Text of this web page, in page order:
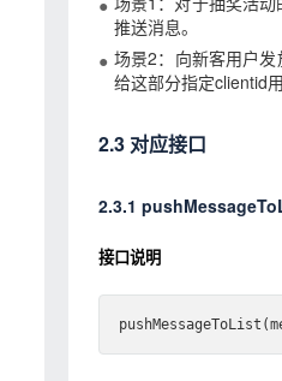
推送消息。
场景2：向新客用户
给这部分指定clientid
2.3 对应接口
2.3.1
接口说明
pushMessageToList(